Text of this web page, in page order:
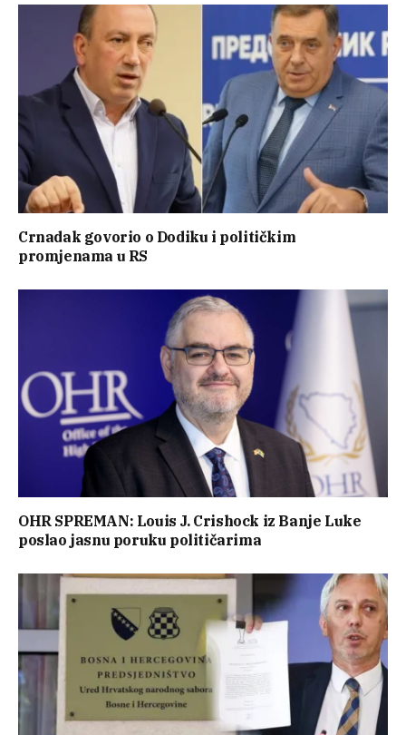
Crnadak govorio o Dodiku i političkim
promjenama u RS
OHR SPREMAN: Louis J. Crishock iz Banje Luke
poslao jasnu poruku političarima